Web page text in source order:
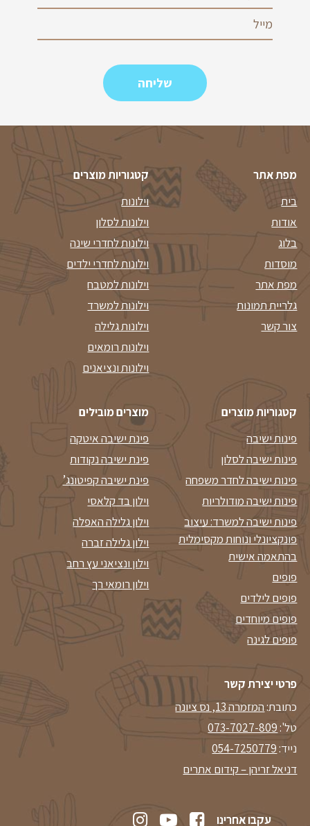
מפת אתר
בית
אודות
בלוג
מוסדות
מפת אתר
גלריית תמונות
צור קשר
קטגוריות מוצרים
וילונות
וילונות לסלון
וילונות לחדרי שינה
וילונות לחדרי ילדים
וילונות למטבח
וילונות למשרד
וילונות גלילה
וילונות רומאים
וילונות ונציאנים
קטגוריות מוצרים
פינות ישיבה
פינות ישיבה לסלון
פינות ישיבה לחדר משפחה
פינות ישיבה מודולריות
פינות ישיבה למשרד: עיצוב
פונקציונלי ונוחות מקסימלית
בהתאמה אישית
פופים
פופים לילדים
פופים מיוחדים
פופים לגינה
מוצרים מובילים
פינת ישיבה איטקה
פינת ישיבה נקודות
פינת ישיבה קפיטונג’
וילון בד קלאסי
וילון גלילה האפלה
וילון גלילה זברה
וילון ונציאני עץ רחב
וילון רומאי רך
פרטי יצירת קשר
כתובת:המזמרה 13, נס ציונה
טל':073-7027-809
נייד: 054-7250779
דניאל זריהן – קידום אתרים
עקבו אחרינו